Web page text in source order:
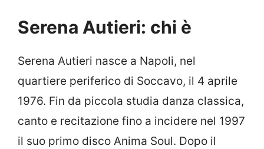
Serena Autieri: chi è
Serena Autieri nasce a Napoli, nel
quartiere periferico di Soccavo, il 4 aprile
1976. Fin da piccola studia danza classica,
canto e recitazione fino a incidere nel 1997
il suo primo disco Anima Soul. Dopo il